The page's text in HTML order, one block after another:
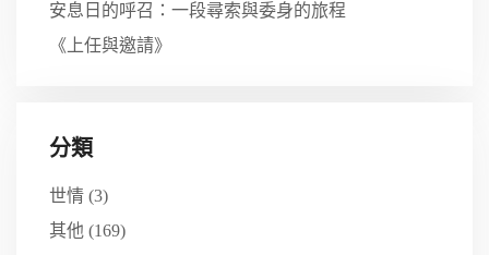
安息日的呼召：一段尋索與委身的旅程
《上任與邀請》
分類
世情 (3)
其他 (169)